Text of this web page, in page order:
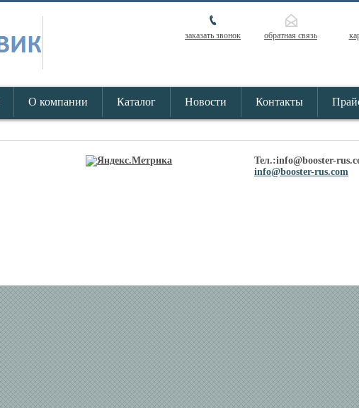
заказать звонок обратная связь
О компании Каталог Новости Контакты
Тел.:info@booster-
info@booster-rus.com